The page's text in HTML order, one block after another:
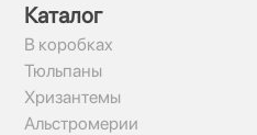
Каталог
В коробках
Тюльпаны
Хризантемы
Альстромерии